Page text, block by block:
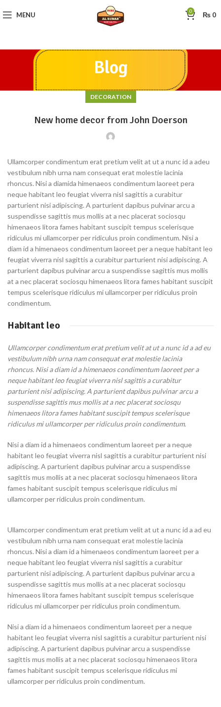
MENU 0 ₨ 0
Blog
DECORATION
New home decor from John Doerson
Ullamcorper condimentum erat pretium velit at ut a nunc id a adeu
vestibulum nibh urna nam consequat erat molestie lacinia
rhoncus. Nisi a diamida himenaeos condimentum laoreet pera
neque habitant leo feugiat viverra nisl sagittis a curabitur
parturient nisi adipiscing. A parturient dapibus pulvinar arcu a
suspendisse sagittis mus mollis at a nec placerat sociosqu
himenaeos litora fames habitant suscipit tempus scelerisque
ridiculus mi ullamcorper per ridiculus proin condimentum. Nisi a
diam id a himenaeos condimentum laoreet per a neque habitant leo
feugiat viverra nisl sagittis a curabitur parturient nisi adipiscing. A
parturient dapibus pulvinar arcu a suspendisse sagittis mus mollis
at a nec placerat sociosqu himenaeos litora fames habitant suscipit
tempus scelerisque ridiculus mi ullamcorper per ridiculus proin
condimentum.
Habitant leo
Ullamcorper condimentum erat pretium velit at ut a nunc id a ad eu
vestibulum nibh urna nam consequat erat molestie lacinia
rhoncus. Nisi a diam id a himenaeos condimentum laoreet per a
neque habitant leo feugiat viverra nisl sagittis a curabitur
parturient nisi adipiscing. A parturient dapibus pulvinar arcu a
suspendisse sagittis mus mollis at a nec placerat sociosqu
himenaeos litora fames habitant suscipit tempus scelerisque
ridiculus mi ullamcorper per ridiculus proin condimentum.
Nisi a diam id a himenaeos condimentum laoreet per a neque
habitant leo feugiat viverra nisl sagittis a curabitur parturient nisi
adipiscing. A parturient dapibus pulvinar arcu a suspendisse
sagittis mus mollis at a nec placerat sociosqu himenaeos litora
fames habitant suscipit tempus scelerisque ridiculus mi
ullamcorper per ridiculus proin condimentum.
Ullamcorper condimentum erat pretium velit at ut a nunc id a ad eu
vestibulum nibh urna nam consequat erat molestie lacinia
rhoncus. Nisi a diam id a himenaeos condimentum laoreet per a
neque habitant leo feugiat viverra nisl sagittis a curabitur
parturient nisi adipiscing. A parturient dapibus pulvinar arcu a
suspendisse sagittis mus mollis at a nec placerat sociosqu
himenaeos litora fames habitant suscipit tempus scelerisque
ridiculus mi ullamcorper per ridiculus proin condimentum.
Nisi a diam id a himenaeos condimentum laoreet per a neque
habitant leo feugiat viverra nisl sagittis a curabitur parturient nisi
adipiscing. A parturient dapibus pulvinar arcu a suspendisse
sagittis mus mollis at a nec placerat sociosqu himenaeos litora
fames habitant suscipit tempus scelerisque ridiculus mi
ullamcorper per ridiculus proin condimentum.